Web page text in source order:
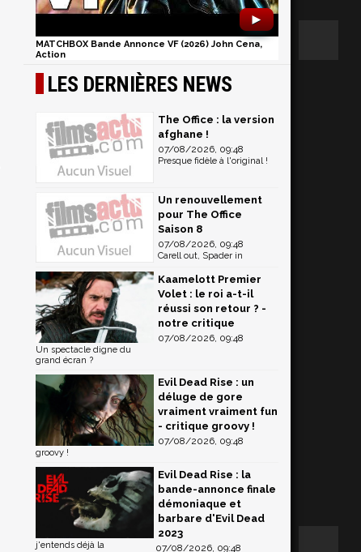
►
MATCHBOX Bande Annonce VF (2026) John Cena,
Action
LES DERNIÈRES NEWS
The Office : la version
afghane !
07/08/2026, 09:48
Presque fidèle à l'original !
Un renouvellement
pour The Office
Saison 8
07/08/2026, 09:48
Carell out, Spader in
Kaamelott Premier
Volet : le roi a-t-il
réussi son retour ? -
notre critique
07/08/2026, 09:48
Un spectacle digne du
grand écran ?
Evil Dead Rise : un
déluge de gore
vraiment vraiment fun
- critique groovy !
07/08/2026, 09:48
groovy !
Evil Dead Rise : la
bande-annonce finale
démoniaque et
barbare d'Evil Dead
2023
07/08/2026, 09:48
j'entends déjà la